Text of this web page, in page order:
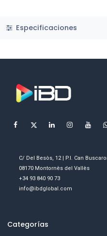
Especificaciones
C/ Del Besòs, 12 | P.I. Can
08170 Montornès del Vallès
+34 93 840 90 73
info@ibdglobal.com
Categorías